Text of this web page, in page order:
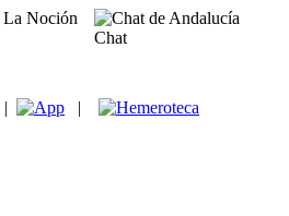
Chat
| |